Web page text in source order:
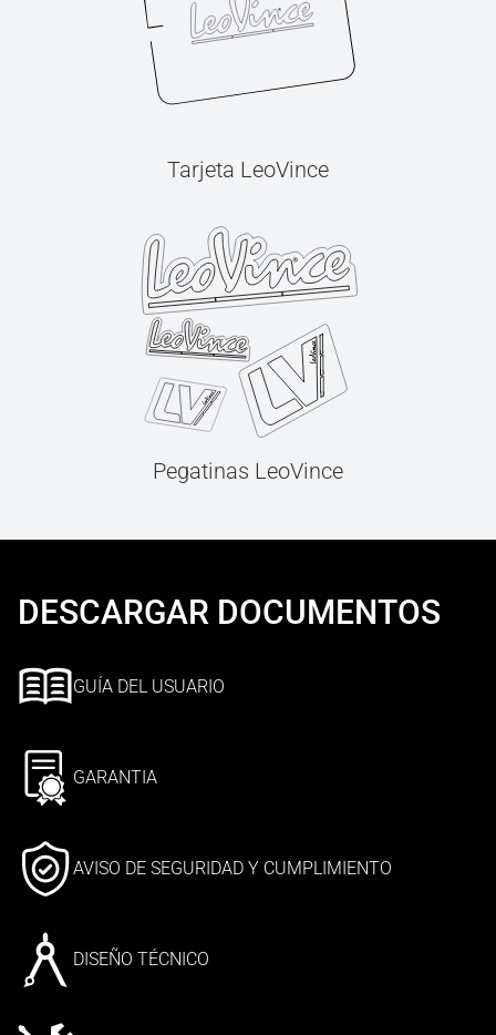
Tarjeta LeoVince
Pegatinas LeoVince
DESCARGAR DOCUMENTOS
GUÍA DEL USUARIO
GARANTIA
AVISO DE SEGURIDAD Y CUMPLIMIENTO
DISEÑO TÉCNICO